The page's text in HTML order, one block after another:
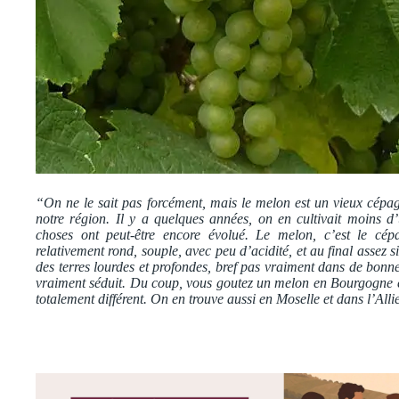
“On ne le sait pas forcément, mais le melon est un vieux
notre région. Il y a quelques années, on en cultivait moins
choses ont peut-être encore évolué. Le melon, c’est le
relativement rond, souple, avec peu d’acidité, et au final
des terres lourdes et profondes, bref pas vraiment dans de
vraiment séduit. Du coup, vous goutez un melon en
totalement différent. On en trouve aussi en Moselle et dans